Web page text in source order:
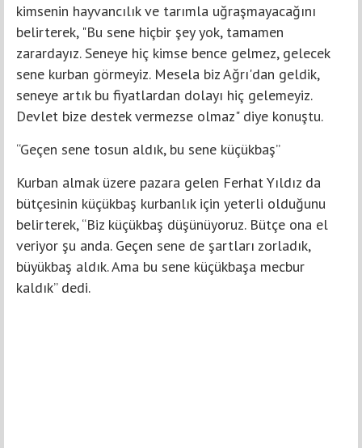
kimsenin hayvancılık ve tarımla uğraşmayacağını
belirterek, "Bu sene hiçbir şey yok, tamamen
zarardayız. Seneye hiç kimse bence gelmez, gelecek
sene kurban görmeyiz. Mesela biz Ağrı'dan geldik,
seneye artık bu fiyatlardan dolayı hiç gelemeyiz.
Devlet bize destek vermezse olmaz" diye konuştu.
“Geçen sene tosun aldık, bu sene küçükbaş”
Kurban almak üzere pazara gelen Ferhat Yıldız da
bütçesinin küçükbaş kurbanlık için yeterli olduğunu
belirterek, “Biz küçükbaş düşünüyoruz. Bütçe ona el
veriyor şu anda. Geçen sene de şartları zorladık,
büyükbaş aldık. Ama bu sene küçükbaşa mecbur
kaldık” dedi.